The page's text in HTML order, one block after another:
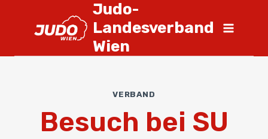
Judo-
Landesverband
Wien
VERBAND
Besuch bei SU